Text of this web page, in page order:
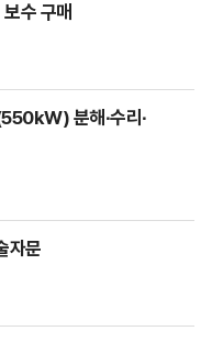
수 구매
분해∙수리∙
자문